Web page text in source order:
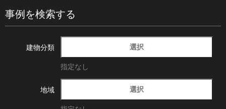
事例を検索する
建物分類 選択
指定なし
地域 選択